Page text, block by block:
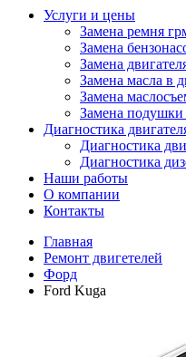
Услуги и цены
Замена ремня
Замена
Замена
Замена масла в
Замена
Замена подушки
Диагностика
Диагностика
Диагностика
Наши работы
О компании
Контакты
Главная
Ремонт двигетелей
Форд
Ford Kuga